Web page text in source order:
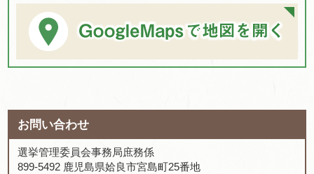
お問い合わせ
選挙管理委員会事務局庶務係
899-5492 鹿児島県姶良市宮島町25番地